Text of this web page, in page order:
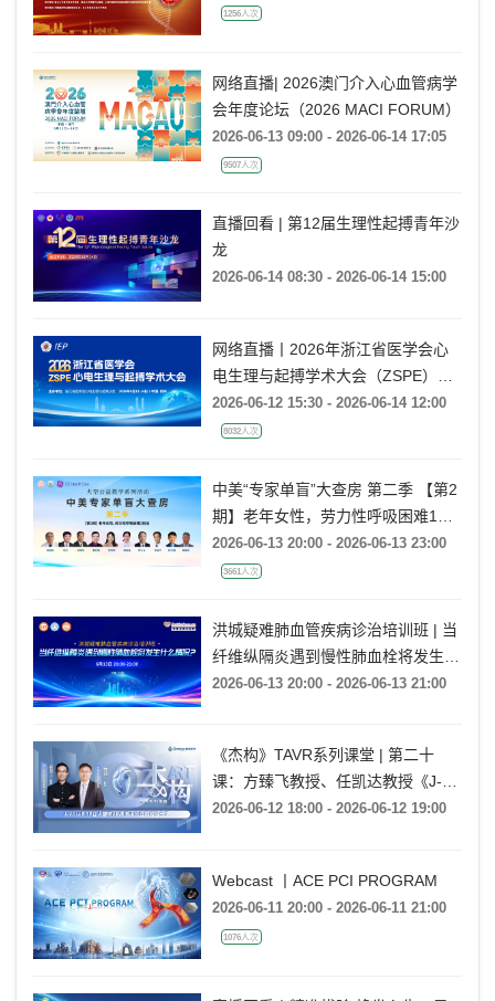
1256人次
网络直播| 2026澳门介入心血管病学
会年度论坛（2026 MACI FORUM）
2026-06-13 09:00 - 2026-06-14 17:05
9507人次
直播回看 | 第12届生理性起搏青年沙
龙
2026-06-14 08:30 - 2026-06-14 15:00
网络直播丨2026年浙江省医学会心
电生理与起搏学术大会（ZSPE）
——科普论坛
2026-06-12 15:30 - 2026-06-14 12:00
8032人次
中美“专家单盲”大查房 第二季 【第2
期】老年女性，劳力性呼吸困难1月
余
2026-06-13 20:00 - 2026-06-13 23:00
3661人次
洪城疑难肺血管疾病诊治培训班 | 当
纤维纵隔炎遇到慢性肺血栓将发生什
么情况?
2026-06-13 20:00 - 2026-06-13 21:00
《杰构》TAVR系列课堂 | 第二十
课：方臻飞教授、任凯达教授《J-
VALVE TF在大瓣环AR病例中的应用
2026-06-12 18:00 - 2026-06-12 19:00
Webcast 丨ACE PCI PROGRAM
2026-06-11 20:00 - 2026-06-11 21:00
1076人次